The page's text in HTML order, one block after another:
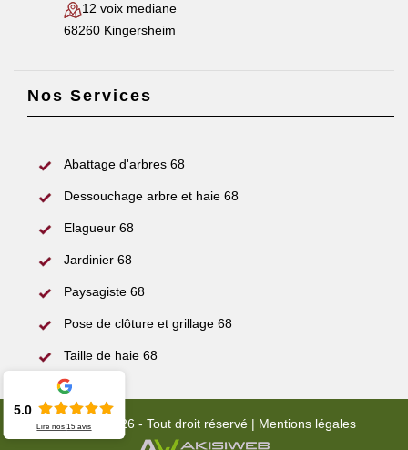
12 voix mediane
68260 Kingersheim
Nos Services
Abattage d'arbres 68
Dessouchage arbre et haie 68
Elagueur 68
Jardinier 68
Paysagiste 68
Pose de clôture et grillage 68
Taille de haie 68
© 2022 - 2026 - Tout droit réservé | Mentions légales
5.0
Lire nos15 avis